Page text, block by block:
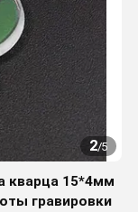
2/5
кварца 15*4мм
гравировки